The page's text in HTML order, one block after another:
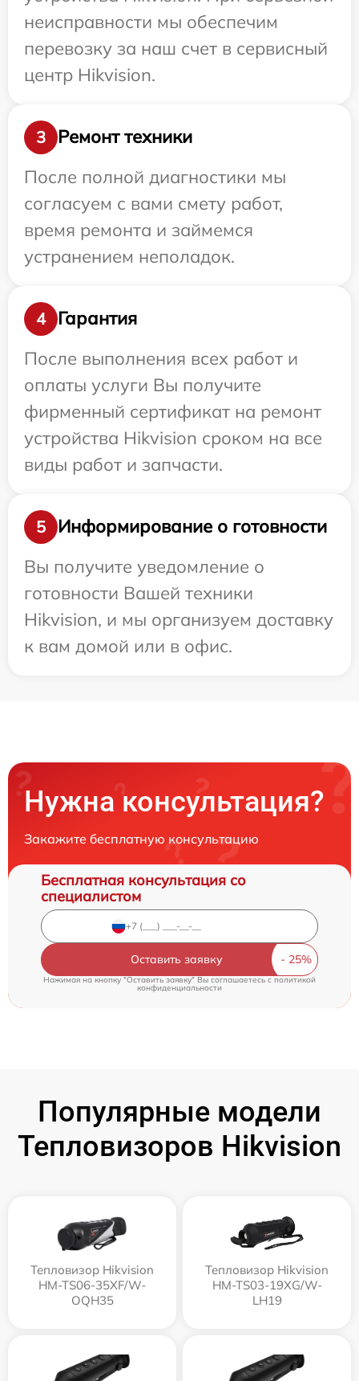
неисправности мы обеспечим
перевозку за наш счет в сервисный
центр Hikvision.
3
Ремонт техники
После полной диагностики мы
согласуем с вами смету работ,
время ремонта и займемся
устранением неполадок.
4
Гарантия
После выполнения всех работ и
оплаты услуги Вы получите
фирменный сертификат на ремонт
устройства Hikvision сроком на все
виды работ и запчасти.
5
Информирование о готовности
Вы получите уведомление о
готовности Вашей техники
Hikvision, и мы организуем доставку
к вам домой или в офис.
Нужна консультация?
Закажите бесплатную консультацию
Бесплатная консультация со
специалистом
Оставить заявку
Нажимая на кнопку "Оставить заявку" Вы соглашаетесь cполитикой
конфиденциальности
Популярные модели
Тепловизоров Hikvision
Тепловизор Hikvision
HM-TS06-35XF/W-
OQH35
Тепловизор Hikvision
HM-TS03-19XG/W-
LH19